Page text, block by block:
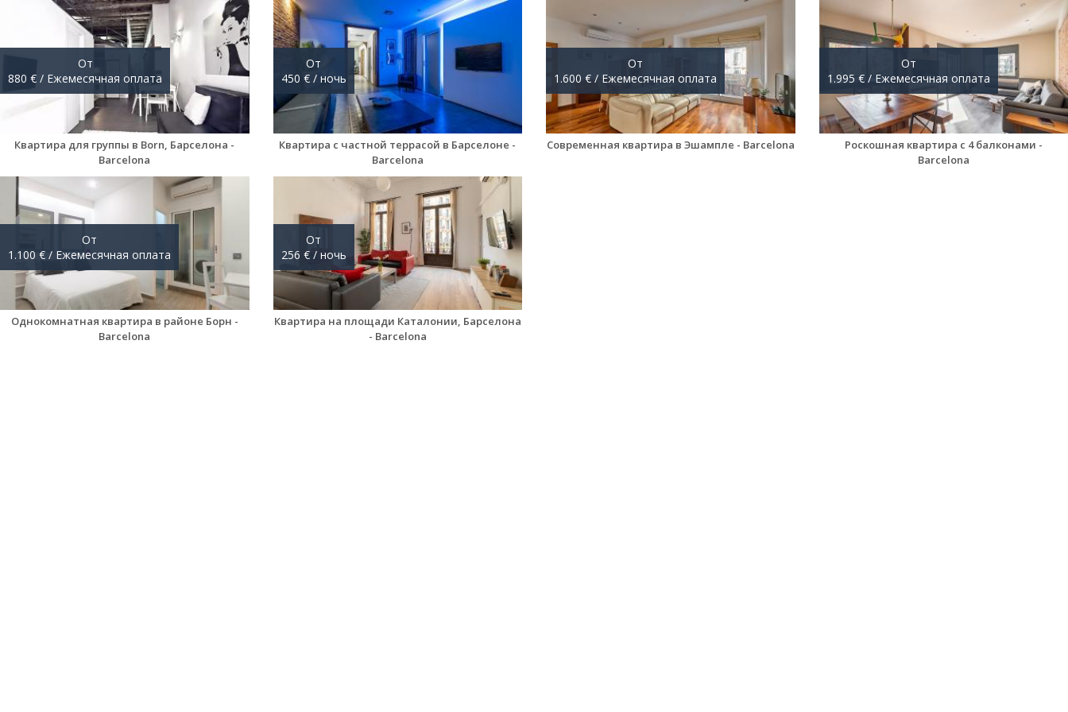
От
880 € / Ежемесячная оплата
Квартира для группы в Born, Барселона -
Barcelona
От
450 € / ночь
Квартира с частной террасой в Барселоне -
Barcelona
От
1.600 € / Ежемесячная оплата
Современная квартира в Эшампле - Barcelona
От
1.995 € / Ежемесячная оплата
Роскошная квартира с 4 балконами -
Barcelona
От
1.100 € / Ежемесячная оплата
Однокомнатная квартира в районе Борн -
Barcelona
От
256 € / ночь
Квартира на площади Каталонии, Барселона
- Barcelona